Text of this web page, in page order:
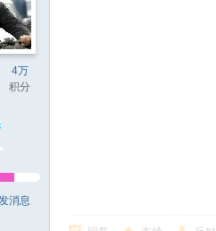
4万
积分
消息